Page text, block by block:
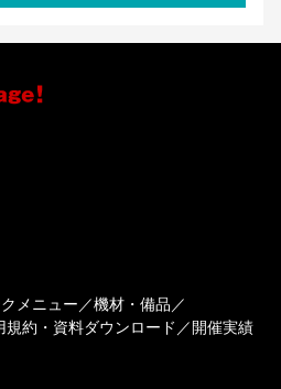
メニュー
機材・備品
規約・資料ダウンロード 開催実績